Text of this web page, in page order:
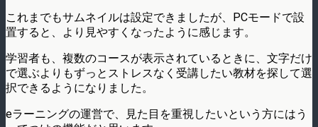
これまでもサムネイルは設定できましたが、PCモードで設
置すると、より見やすくなったように感じます。
学習者も、複数のコースが表示されているときに、文字だけ
で選ぶよりもずっとストレスなく受講したい教材を探して選
択できるようになりました。
eラーニングの運営で、見た目を重視したいという方にはう